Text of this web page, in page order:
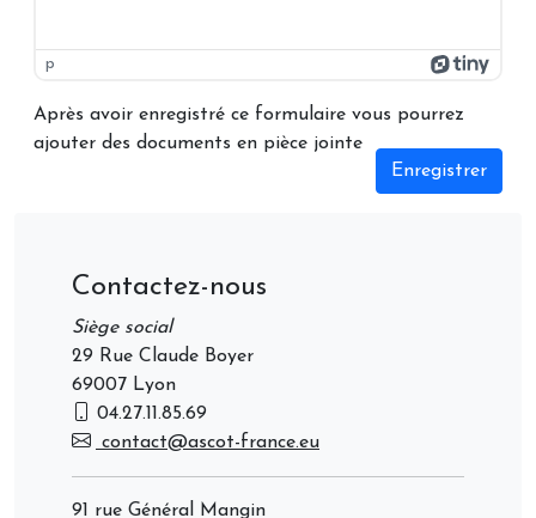
p
Après avoir enregistré ce formulaire vous pourrez
ajouter des documents en pièce jointe
Enregistrer
Contactez-nous
Siège social
29 Rue Claude Boyer
69007 Lyon
04.27.11.85.69
contact@ascot-france.eu
91 rue Général Mangin